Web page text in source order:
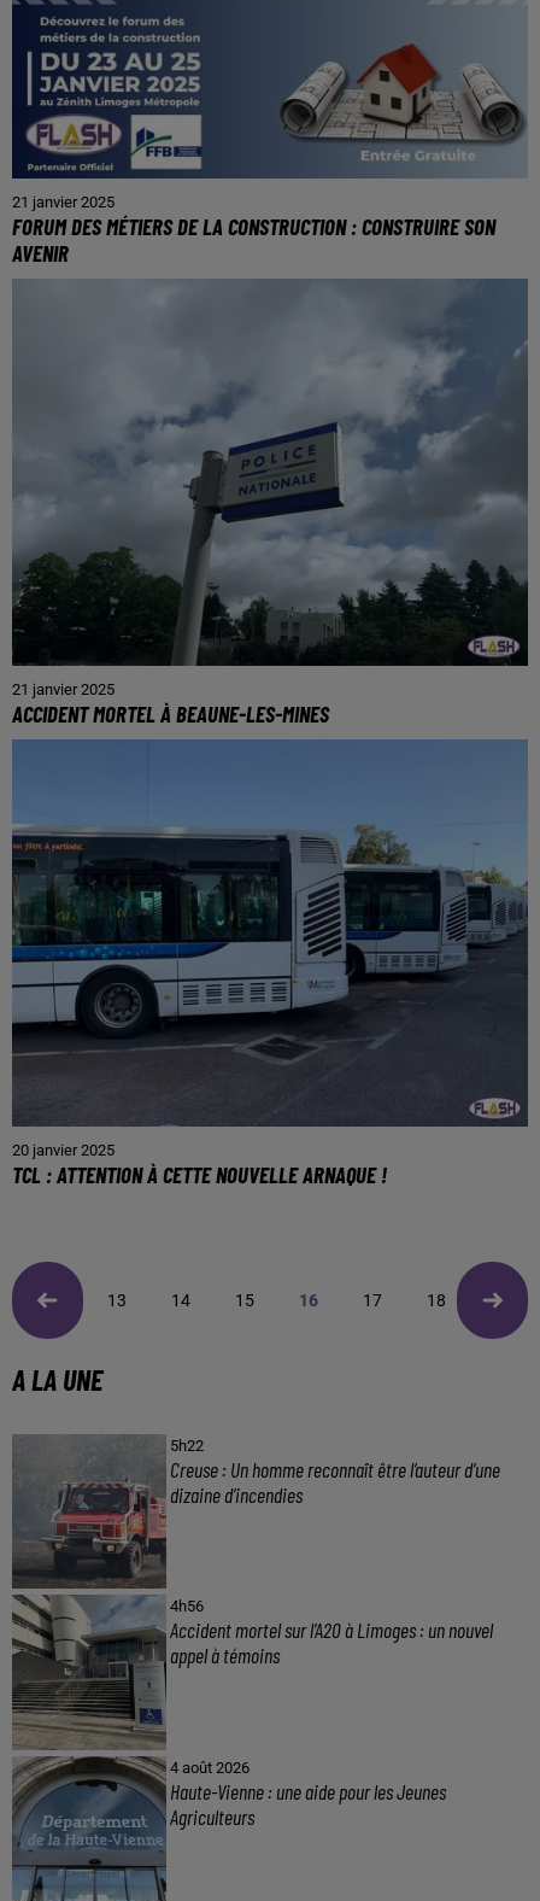
21 janvier 2025
FORUM DES MÉTIERS DE LA CONSTRUCTION : CONSTRUIRE SON
AVENIR
21 janvier 2025
ACCIDENT MORTEL À BEAUNE-LES-MINES
20 janvier 2025
TCL : ATTENTION À CETTE NOUVELLE ARNAQUE !
13 14 15 16 17 18 19
A LA UNE
5h22
Creuse : Un homme reconnaît être l’auteur d’une
dizaine d’incendies
4h56
Accident mortel sur l’A20 à Limoges : un nouvel
appel à témoins
4 août 2026
Haute-Vienne : une aide pour les Jeunes
Agriculteurs